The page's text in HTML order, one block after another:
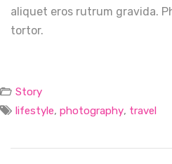
aliquet eros rutrum gravida.
tortor.
Story
lifestyle, photography, travel